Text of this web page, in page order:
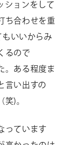
ションをして
ち合わせを重
もいいからみ
るので
。ある程度ま
言い出すの
笑)。
っています